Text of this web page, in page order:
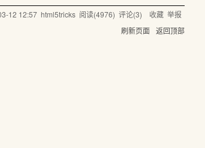
12 12:57 html5tricks 阅读(4976) 评论(3) 收藏 举报
刷新页面
返回顶部